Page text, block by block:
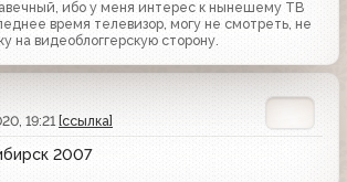
ибо у меня интерес к нынешему ТВ
время телевизор, могу не смотреть, не
на видеоблоггерскую сторону.
19:21 [ссылка]
2007